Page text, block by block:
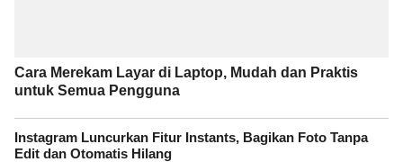
Cara Merekam Layar di Laptop, Mudah dan Praktis
untuk Semua Pengguna
Instagram Luncurkan Fitur Instants, Bagikan Foto Tanpa
Edit dan Otomatis Hilang